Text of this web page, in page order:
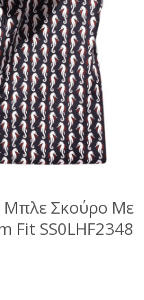
Μπλε Σκούρο Με
Fit SS0LHF2348